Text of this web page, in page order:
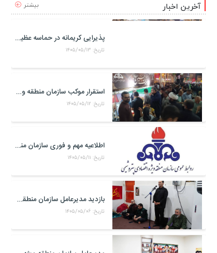
بیشتر آخرین اخبار
پذیرایی کریمانه در حماسه عظیم اربعین حسینی
تاریخ: ۱۴۰۵/۰۵/۱۳
استقرار موکب سازمان منطقه ویژه اقتصادی پتروشیمی در محل تجمعات مردمی در میدان امام بندر ماهشهر
تاریخ: ۱۴۰۵/۰۵/۱۲
اطلاعیه مهم و فوری سازمان منطقه ویژه اقتصادی پتروشیمی
تاریخ: ۱۴۰۵/۰۵/۱۱
بازدید مدیرعامل سازمان منطقه ویژه اقتصادی پتروشیمی از موکب حضرت علی اکبر(ع) کارکنان منطقه ویژه اقتصادی پتروشیمی در مرز شلمچه
تاریخ: ۱۴۰۵/۰۵/۰۶